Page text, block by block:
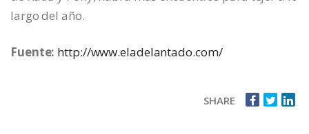
largo del año.
Fuente: http://www.eladelantado.com/
SHARE